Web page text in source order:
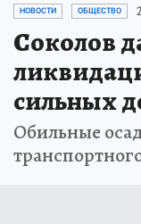
НОВОСТИ ОБЩЕСТВО
Соколов
сильных
Обильные